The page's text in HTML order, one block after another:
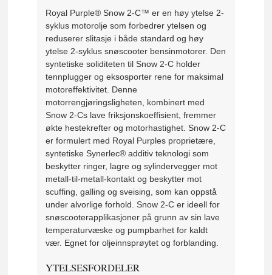
Royal Purple® Snow 2-C™ er en høy ytelse 2-
syklus motorolje som forbedrer ytelsen og
reduserer slitasje i både standard og høy
ytelse 2-syklus snøscooter bensinmotorer. Den
syntetiske soliditeten til Snow 2-C holder
tennplugger og eksosporter rene for maksimal
motoreffektivitet. Denne
motorrengjøringsligheten, kombinert med
Snow 2-Cs lave friksjonskoeffisient, fremmer
økte hestekrefter og motorhastighet. Snow 2-C
er formulert med Royal Purples proprietære,
syntetiske Synerlec® additiv teknologi som
beskytter ringer, lagre og sylindervegger mot
metall-til-metall-kontakt og beskytter mot
scuffing, galling og sveising, som kan oppstå
under alvorlige forhold. Snow 2-C er ideell for
snøscooterapplikasjoner på grunn av sin lave
temperaturvæske og pumpbarhet for kaldt
vær. Egnet for oljeinnsprøytet og forblanding.
YTELSESFORDELER